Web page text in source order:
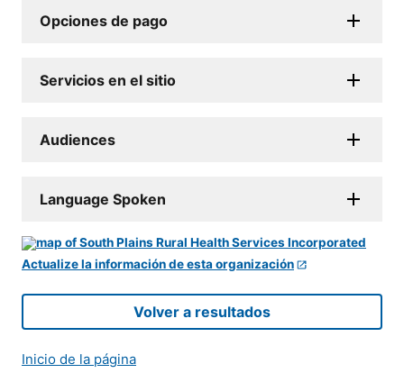
Opciones de pago
Servicios en el sitio
Audiences
Language Spoken
Actualize la información de esta organización
Volver a resultados
Inicio de la página